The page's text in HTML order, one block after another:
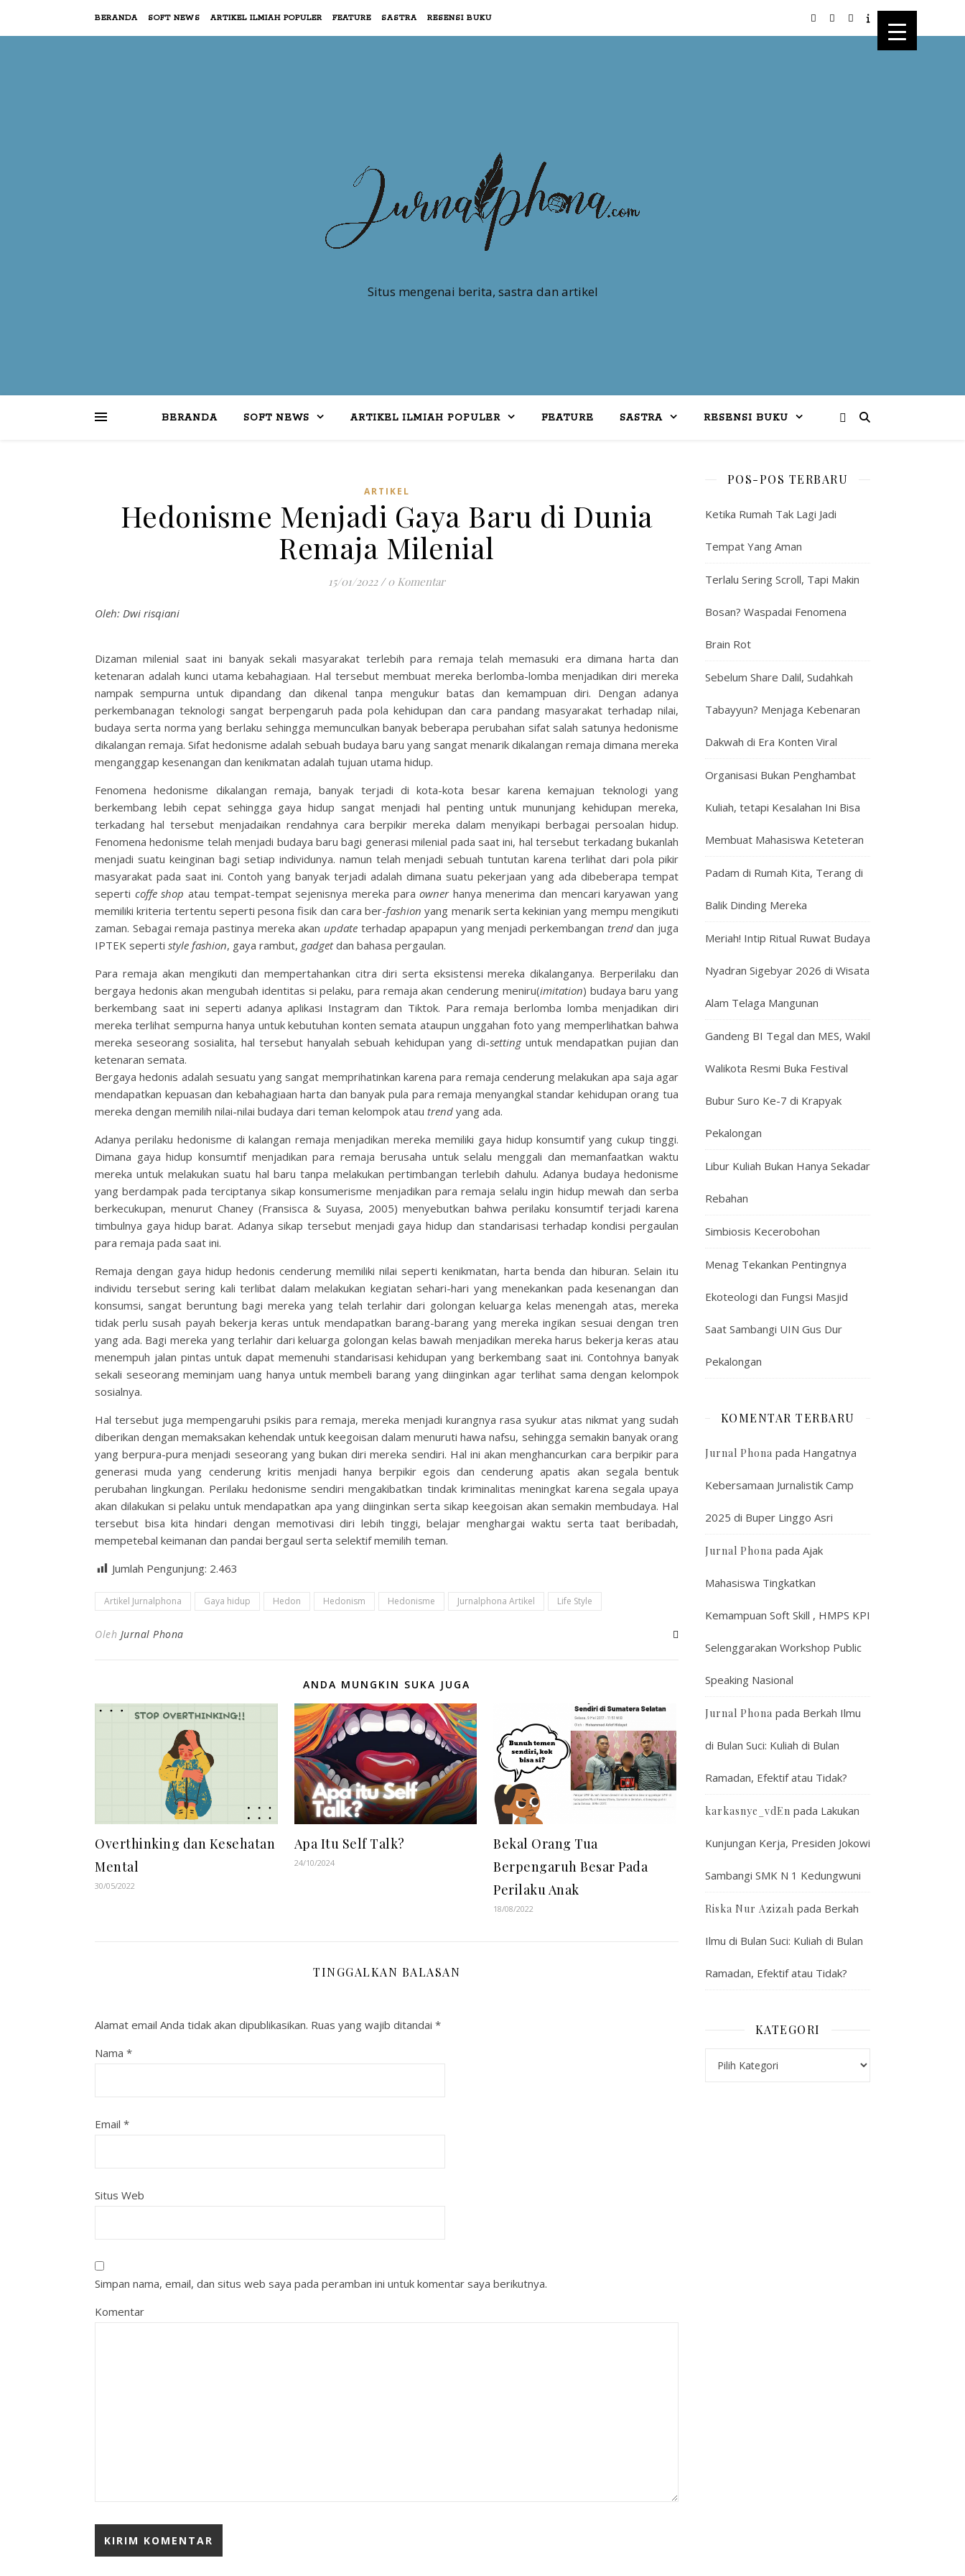
BERANDA SOFT NEWS ARTIKEL ILMIAH POPULER FEATURE SASTRA RESENSI BUKU
Situs mengenai berita, sastra dan artikel
BERANDA SOFT NEWS ARTIKEL ILMIAH POPULER FEATURE SASTRA RESENSI BUKU
ARTIKEL
Hedonisme Menjadi Gaya Baru di Dunia
Remaja Milenial
15/01/2022 / 0 Komentar
Oleh: Dwi risqiani
Dizaman milenial saat ini banyak sekali masyarakat terlebih para remaja telah memasuki era dimana harta dan
ketenaran adalah kunci utama kebahagiaan. Hal tersebut membuat mereka berlomba-lomba menjadikan diri mereka
nampak sempurna untuk dipandang dan dikenal tanpa mengukur batas dan kemampuan diri. Dengan adanya
perkembanagan teknologi sangat berpengaruh pada pola kehidupan dan cara pandang masyarakat terhadap nilai,
budaya serta norma yang berlaku sehingga memunculkan banyak beberapa perubahan sifat salah satunya hedonisme
dikalangan remaja. Sifat hedonisme adalah sebuah budaya baru yang sangat menarik dikalangan remaja dimana mereka
menganggap kesenangan dan kenikmatan adalah tujuan utama hidup.
Fenomena hedonisme dikalangan remaja, banyak terjadi di kota-kota besar karena kemajuan teknologi yang
berkembang lebih cepat sehingga gaya hidup sangat menjadi hal penting untuk mununjang kehidupan mereka,
terkadang hal tersebut menjadaikan rendahnya cara berpikir mereka dalam menyikapi berbagai persoalan hidup.
Fenomena hedonisme telah menjadi budaya baru bagi generasi milenial pada saat ini, hal tersebut terkadang bukanlah
menjadi suatu keinginan bagi setiap individunya. namun telah menjadi sebuah tuntutan karena terlihat dari pola pikir
masyarakat pada saat ini. Contoh yang banyak terjadi adalah dimana suatu pekerjaan yang ada dibeberapa tempat
seperti coffe shop atau tempat-tempat sejenisnya mereka paraownerhanya menerima dan mencari karyawan yang
memiliki kriteria tertentu seperti pesona fisik dan cara ber-fashion yang menarik serta kekinian yang mempu mengikuti
zaman. Sebagai remaja pastinya mereka akan updateterhadap apapapun yang menjadi perkembangan trenddan juga
IPTEK seperti style fashion, gaya rambut, gadgetdan bahasa pergaulan.
Para remaja akan mengikuti dan mempertahankan citra diri serta eksistensi mereka dikalanganya. Berperilaku dan
bergaya hedonis akan mengubah identitas si pelaku, para remaja akan cenderung meniru(imitation) budaya baru yang
berkembang saat ini seperti adanya aplikasi Instagram dan Tiktok. Para remaja berlomba lomba menjadikan diri
mereka terlihat sempurna hanya untuk kebutuhan konten semata ataupun unggahan foto yang memperlihatkan bahwa
mereka seseorang sosialita, hal tersebut hanyalah sebuah kehidupan yang di-settinguntuk mendapatkan pujian dan
ketenaran semata.
Bergaya hedonis adalah sesuatu yang sangat memprihatinkan karena para remaja cenderung melakukan apa saja agar
mendapatkan kepuasan dan kebahagiaan harta dan banyak pula para remaja menyangkal standar kehidupan orang tua
mereka dengan memilih nilai-nilai budaya dari teman kelompok atau trend yang ada.
Adanya perilaku hedonisme di kalangan remaja menjadikan mereka memiliki gaya hidup konsumtif yang cukup tinggi.
Dimana gaya hidup konsumtif menjadikan para remaja berusaha untuk selalu menggali dan memanfaatkan waktu
mereka untuk melakukan suatu hal baru tanpa melakukan pertimbangan terlebih dahulu. Adanya budaya hedonisme
yang berdampak pada terciptanya sikap konsumerisme menjadikan para remaja selalu ingin hidup mewah dan serba
berkecukupan, menurut Chaney (Fransisca & Suyasa, 2005) menyebutkan bahwa perilaku konsumtif terjadi karena
timbulnya gaya hidup barat. Adanya sikap tersebut menjadi gaya hidup dan standarisasi terhadap kondisi pergaulan
para remaja pada saat ini.
Remaja dengan gaya hidup hedonis cenderung memiliki nilai seperti kenikmatan, harta benda dan hiburan. Selain itu
individu tersebut sering kali terlibat dalam melakukan kegiatan sehari-hari yang menekankan pada kesenangan dan
konsumsi, sangat beruntung bagi mereka yang telah terlahir dari golongan keluarga kelas menengah atas, mereka
tidak perlu susah payah bekerja keras untuk mendapatkan barang-barang yang mereka ingikan sesuai dengan tren
yang ada. Bagi mereka yang terlahir dari keluarga golongan kelas bawah menjadikan mereka harus bekerja keras atau
menempuh jalan pintas untuk dapat memenuhi standarisasi kehidupan yang berkembang saat ini. Contohnya banyak
sekali seseorang meminjam uang hanya untuk membeli barang yang diinginkan agar terlihat sama dengan kelompok
sosialnya.
Hal tersebut juga mempengaruhi psikis para remaja, mereka menjadi kurangnya rasa syukur atas nikmat yang sudah
diberikan dengan memaksakan kehendak untuk keegoisan dalam menuruti hawa nafsu, sehingga semakin banyak orang
yang berpura-pura menjadi seseorang yang bukan diri mereka sendiri. Hal ini akan menghancurkan cara berpikir para
generasi muda yang cenderung kritis menjadi hanya berpikir egois dan cenderung apatis akan segala bentuk
perubahan lingkungan. Perilaku hedonisme sendiri mengakibatkan tindak kriminalitas meningkat karena segala upaya
akan dilakukan si pelaku untuk mendapatkan apa yang diinginkan serta sikap keegoisan akan semakin membudaya. Hal
tersebut bisa kita hindari dengan memotivasi diri lebih tinggi, belajar menghargai waktu serta taat beribadah,
mempetebal keimanan dan pandai bergaul serta selektif memilih teman.
Jumlah Pengunjung: 2.463
Artikel Jurnalphona Gaya hidup Hedon Hedonism Hedonisme Jurnalphona Artikel Life Style
Oleh Jurnal Phona
ANDA MUNGKIN SUKA JUGA
Overthinking dan Kesehatan
Mental
30/05/2022
Apa Itu Self Talk?
24/10/2024
Bekal Orang Tua
Berpengaruh Besar Pada
Perilaku Anak
18/08/2022
TINGGALKAN BALASAN
Alamat email Anda tidak akan dipublikasikan. Ruas yang wajib ditandai *
Nama *
Email *
Situs Web
Simpan nama, email, dan situs web saya pada peramban ini untuk komentar saya berikutnya.
Komentar
POS-POS TERBARU
Ketika Rumah Tak Lagi Jadi
Tempat Yang Aman
Terlalu Sering Scroll, Tapi Makin
Bosan? Waspadai Fenomena
Brain Rot
Sebelum Share Dalil, Sudahkah
Tabayyun? Menjaga Kebenaran
Dakwah di Era Konten Viral
Organisasi Bukan Penghambat
Kuliah, tetapi Kesalahan Ini Bisa
Membuat Mahasiswa Keteteran
Padam di Rumah Kita, Terang di
Balik Dinding Mereka
Meriah! Intip Ritual Ruwat Budaya
Nyadran Sigebyar 2026 di Wisata
Alam Telaga Mangunan
Gandeng BI Tegal dan MES, Wakil
Walikota Resmi Buka Festival
Bubur Suro Ke-7 di Krapyak
Pekalongan
Libur Kuliah Bukan Hanya Sekadar
Rebahan
Simbiosis Kecerobohan
Menag Tekankan Pentingnya
Ekoteologi dan Fungsi Masjid
Saat Sambangi UIN Gus Dur
Pekalongan
KOMENTAR TERBARU
Jurnal Phona pada Hangatnya
Kebersamaan Jurnalistik Camp
2025 di Buper Linggo Asri
Jurnal Phona pada Ajak
Mahasiswa Tingkatkan
Kemampuan Soft Skill , HMPS KPI
Selenggarakan Workshop Public
Speaking Nasional
Jurnal Phona pada Berkah Ilmu
di Bulan Suci: Kuliah di Bulan
Ramadan, Efektif atau Tidak?
karkasnye_vdEn pada Lakukan
Kunjungan Kerja, Presiden Jokowi
Sambangi SMK N 1 Kedungwuni
Riska Nur Azizah pada Berkah
Ilmu di Bulan Suci: Kuliah di Bulan
Ramadan, Efektif atau Tidak?
KATEGORI